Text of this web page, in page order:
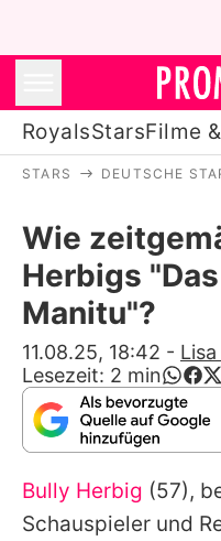
RoyalsStarsFilme
Alle
STARS DEUTSCHE
Wie
Herbigs
Manitu"?
11.08.25, 18:42 -
Lesezeit: 2 min
Bully Herbig (57),
Schauspieler und